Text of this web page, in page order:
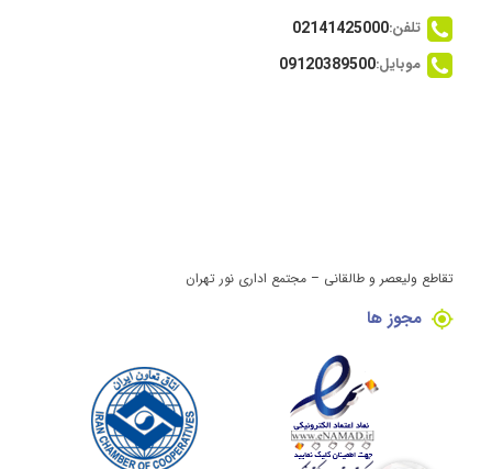
تلفن:02141425000
موبایل:09120389500
تقاطع ولیعصر و طالقانی – مجتمع اداری نور تهران
مجوز ها